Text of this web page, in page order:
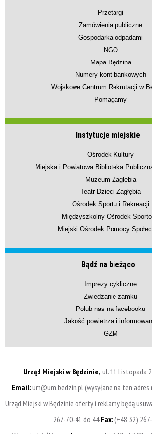
Przetargi
Zamówienia publiczne
Gospodarka odpadami
NGO
Mapa Będzina
Numery kont bankowych
Wojskowe Centrum Rekrutacji w
Pomagamy
Instytucje miejskie
Ośrodek Kultury
Miejska i Powiatowa Biblioteka
Muzeum Zagłębia
Teatr Dzieci Zagłębia
Ośrodek Sportu i Rekreacji
Międzyszkolny Ośrodek
Miejski Ośrodek Pomocy
Bądź na bieżąco
Imprezy cykliczne
Zwiedzanie zamku
Polub nas na facebooku
Jakość powietrza i
GZM
Urząd Miejski w Będzinie, ul. 11 Listopada
Email:um@um.bedzin.pl (wysyłane na ten
Urząd Miejski w Będzinie oferty i reklamy będą
267-70-41 do 44Fax:(+48 32)